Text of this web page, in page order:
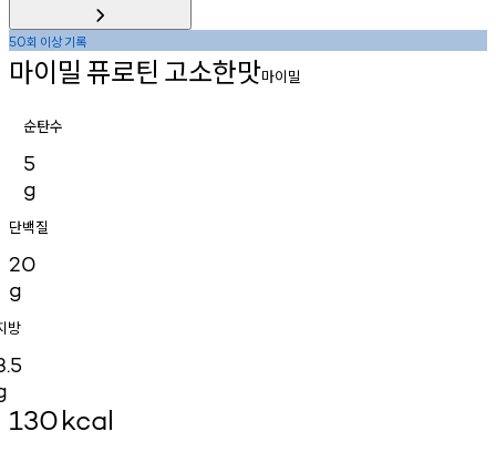
50회 이상기록
마이밀 퓨로틴 고소한맛마이밀
순탄수
5
g
단백질
20
g
방
130kcal